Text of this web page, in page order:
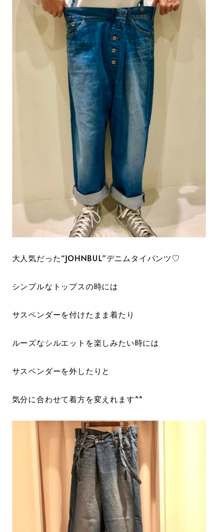
大人気だった“JOHNBUL”デニムタイパンツ♡
シンプルなトップスの時には
サスペンダーを付けたまま着たり
ルーズなシルエットを楽しみたい時には
サスペンダーを外したりと
気分に合わせて着方を変えれます^^